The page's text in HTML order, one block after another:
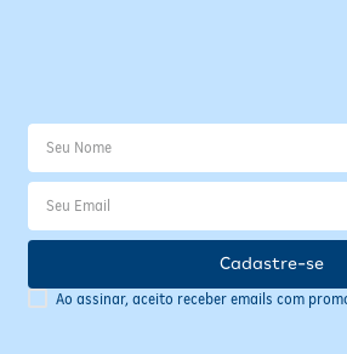
Ao assinar, aceito receber emails com
Cadastre-se